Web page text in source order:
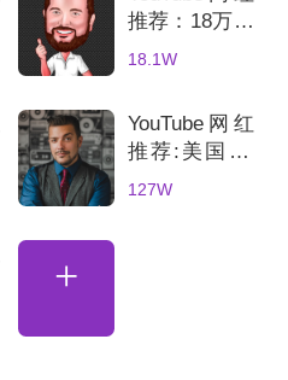
推荐：18万粉
德国科技测评
18.1W
YouTube网红
推荐:美国3C
科技数码测评
127W
+